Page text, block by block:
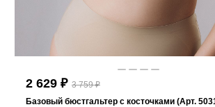
2 629 ₽ 3 759 ₽
Базовый бюстгальтер с косточками (Арт.